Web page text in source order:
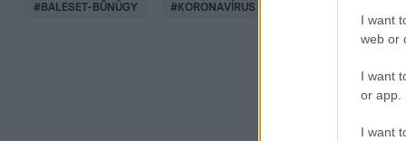
I want
web or
I want
or app.
I want
#BALESET-BŰNÜGY #KORONAVÍRUS